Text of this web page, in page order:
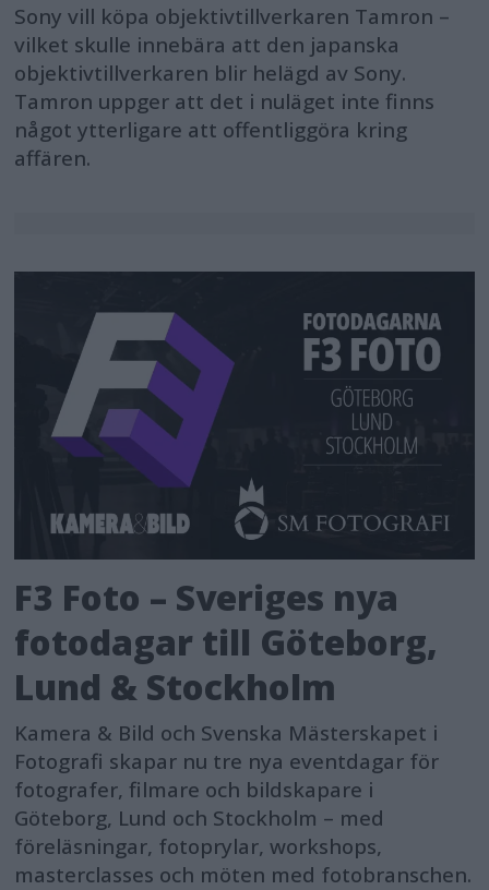
Sony vill köpa objektivtillverkaren Tamron –
vilket skulle innebära att den japanska
objektivtillverkaren blir helägd av Sony.
Tamron uppger att det i nuläget inte finns
något ytterligare att offentliggöra kring
affären.
F3 Foto – Sveriges nya
fotodagar till Göteborg,
Lund & Stockholm
Kamera & Bild och Svenska Mästerskapet i
Fotografi skapar nu tre nya eventdagar för
fotografer, filmare och bildskapare i
Göteborg, Lund och Stockholm – med
föreläsningar, fotoprylar, workshops,
masterclasses och möten med fotobranschen.